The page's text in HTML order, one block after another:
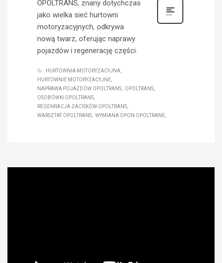
OPOLTRANS, znany dotychczas
jako wielka sieć hurtowni
motoryzacyjnych, odkrywa
nową twarz, oferując naprawy
pojazdów i regenerację części.
HURTOWNIA MOTORYZACYJNA
HURTOWNIE MOTORYZACYJNE
NAPRAWA POJAZDÓW OPOLTRANS
OPOLTRANS
OSOBÓWKI OPOLTRANS
REGENRACJA ZACISKÓW OPOLTRANS
WARSZTAT OPOLTRANS
WYMIANA OPON OPOLTRANS